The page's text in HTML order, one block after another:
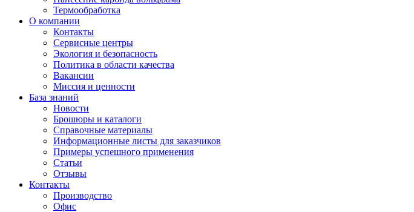
Термообработка
О компании
Контакты
Сервисные центры
Экология и безопасность
Политика в области качества
Вакансии
Миссия и ценности
База знаний
Новости
Брошюры и каталоги
Справочные материалы
Информационные листы для заказчиков
Примеры успешного применения
Статьи
Отзывы
Контакты
Производство
Офис